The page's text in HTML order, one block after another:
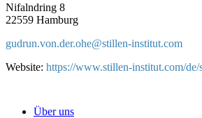
Nifalndring 8
22559 Hamburg
gudrun.von.der.ohe@stillen-institut.com
Website: https://www.stillen-institut.com/
Über uns